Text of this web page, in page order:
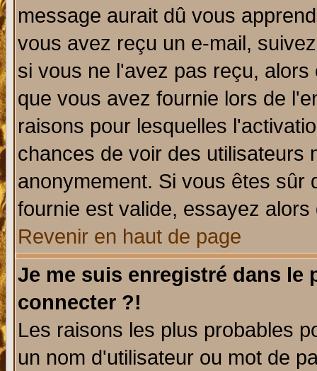
message aurait dû vous
vous avez reçu un e-mail,
si vous ne l'avez pas reçu,
que vous avez fournie lors de
raisons pour lesquelles
chances de voir des utilisateurs
anonymement. Si vous êtes sûr
fournie est valide, essayez
Revenir en haut de page
Je me suis enregistré dans le
connecter ?!
Les raisons les plus probables
un nom d'utilisateur ou mot de